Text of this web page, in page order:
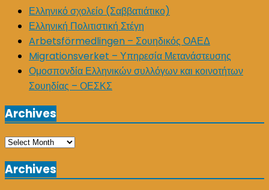
Ελληνικό σχολείο (Σαββατιάτικο)
Ελληνική Πολιτιστική Στέγη
Arbetsförmedlingen – Σουηδικός ΟΑΕΔ
Migrationsverket – Υπηρεσία Μετανάστευσης
Ομοσπονδία Ελληνικών συλλόγων και κοινοτήτων
Σουηδίας – ΟΕΣΚΣ
Archives
Archives
Archives